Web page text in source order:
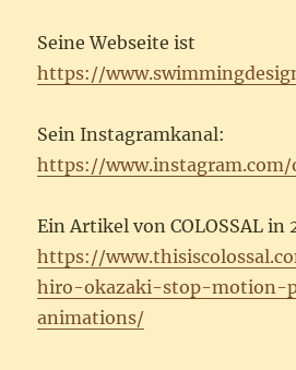
Seine Webseite ist
https://
Sein Instagramkanal:
https://
Ein Artikel von COLOSSAL in
https://
hiro-okazaki-stop-motion-
animations/